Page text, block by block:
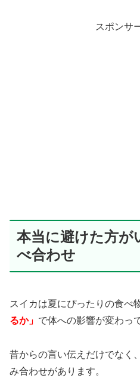
スポンサ
本当に避けた方が
べ合わせ
スイカは夏にぴったりの食べ
るか」 で体への影響が変わっ
昔からの言い伝えだけでなく
み合わせがあります。